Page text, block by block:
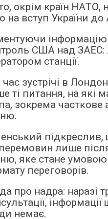
окрім країн
на вступ України до
інформацію
США над ЗАЕС:
станції.
час зустрічі в
ті питання, на які
зокрема
підкреслив,
лише
яке стане
переговорів.
про надра: наразі
немає.